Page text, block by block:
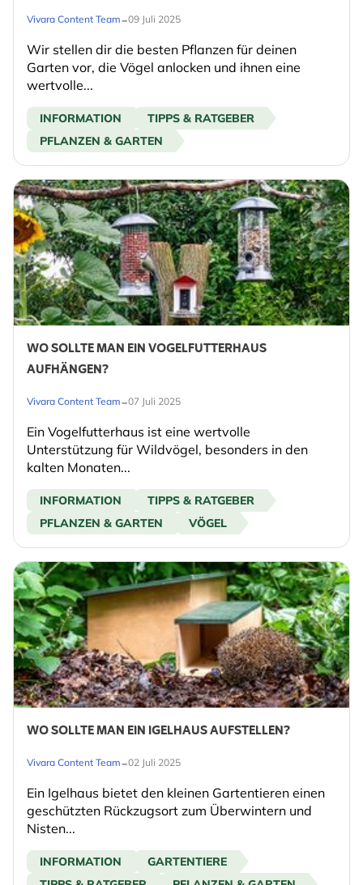
Vivara Content Team-09 Juli 2025
Wir stellen dir die besten Pflanzen für deinen
Garten vor, die Vögel anlocken und ihnen eine
wertvolle...
INFORMATION
TIPPS & RATGEBER
PFLANZEN & GARTEN
WO SOLLTE MAN EIN VOGELFUTTERHAUS
AUFHÄNGEN?
Vivara Content Team-07 Juli 2025
Ein Vogelfutterhaus ist eine wertvolle
Unterstützung für Wildvögel, besonders in den
kalten Monaten...
INFORMATION
TIPPS & RATGEBER
PFLANZEN & GARTEN
VÖGEL
WO SOLLTE MAN EIN IGELHAUS AUFSTELLEN?
Vivara Content Team-02 Juli 2025
Ein Igelhaus bietet den kleinen Gartentieren einen
geschützten Rückzugsort zum Überwintern und
Nisten...
INFORMATION
GARTENTIERE